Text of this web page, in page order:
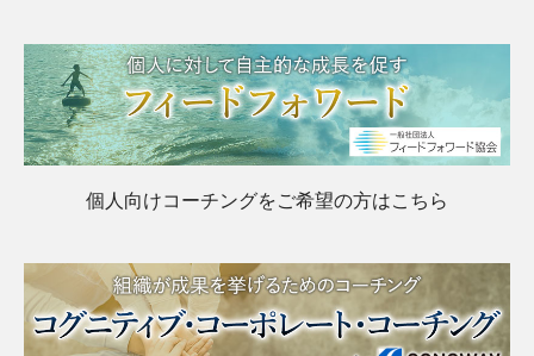
個人向けコーチングをご希望の方はこちら